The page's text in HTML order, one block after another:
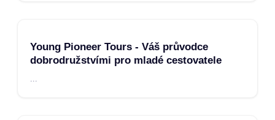
Young Pioneer Tours - Váš průvodce
dobrodružstvími pro mladé cestovatele